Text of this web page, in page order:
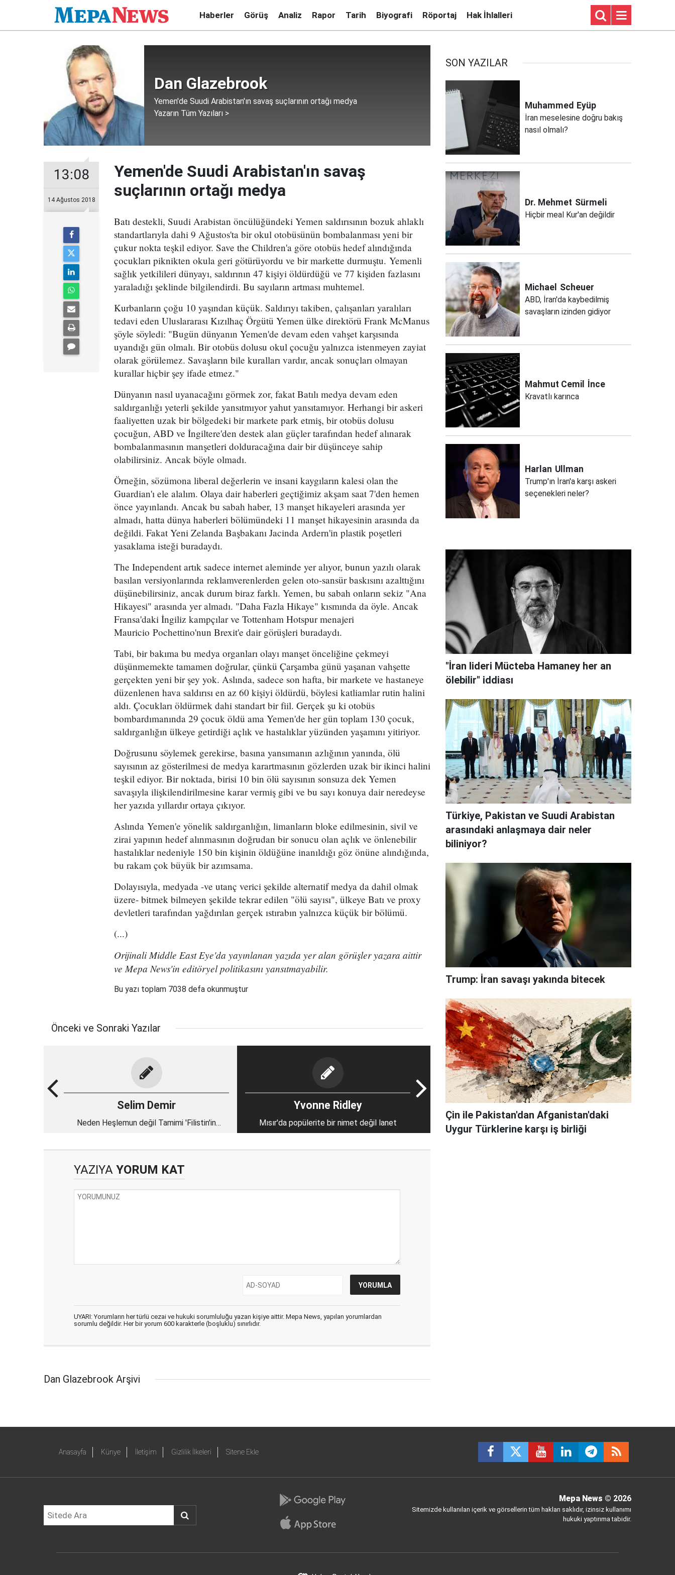
Haberler Görüş Analiz Rapor Tarih Biyografi Röportaj Hak İhlalleri
Dan Glazebrook
Yemen'de Suudi Arabistan'ın savaş suçlarının ortağı medya
Yazarın Tüm Yazıları >
13:08
14 Ağustos 2018
Yemen'de Suudi Arabistan'ın savaş
suçlarının ortağı medya
Batı destekli, Suudi Arabistan öncülüğündeki Yemen saldırısının bozuk ahlaklı
standartlarıyla dahi 9 Ağustos'ta bir okul otobüsünün bombalanması yeni bir
çukur nokta teşkil ediyor. Save the Children'a göre otobüs hedef alındığında
çocukları piknikten okula geri götürüyordu ve bir markette durmuştu. Yemenli
sağlık yetkilileri dünyayı, saldırının 47 kişiyi öldürdüğü ve 77 kişiden fazlasını
yaraladığı şeklinde bilgilendirdi. Bu sayıların artması muhtemel.
Kurbanların çoğu 10 yaşından küçük. Saldırıyı takiben, çalışanları yaralıları
tedavi eden Uluslararası Kızılhaç Örgütü Yemen ülke direktörü Frank McManus
şöyle söyledi: "Bugün dünyanın Yemen'de devam eden vahşet karşısında
uyandığı gün olmalı. Bir otobüs dolusu okul çocuğu yalnızca istenmeyen zayiat
olarak görülemez. Savaşların bile kuralları vardır, ancak sonuçları olmayan
kurallar hiçbir şey ifade etmez."
Dünyanın nasıl uyanacağını görmek zor, fakat Batılı medya devam eden
saldırganlığı yeterli şekilde yansıtmıyor yahut yansıtamıyor. Herhangi bir askeri
faaliyetten uzak bir bölgedeki bir markete park etmiş, bir otobüs dolusu
çocuğun, ABD ve İngiltere'den destek alan güçler tarafından hedef alınarak
bombalanmasının manşetleri dolduracağına dair bir düşünceye sahip
olabilirsiniz. Ancak böyle olmadı.
Örneğin, sözümona liberal değerlerin ve insani kaygıların kalesi olan the
Guardian'ı ele alalım. Olaya dair haberleri geçtiğimiz akşam saat 7'den hemen
önce yayınlandı. Ancak bu sabah haber, 13 manşet hikayeleri arasında yer
almadı, hatta dünya haberleri bölümündeki 11 manşet hikayesinin arasında da
değildi. Fakat Yeni Zelanda Başbakanı Jacinda Ardern'in plastik poşetleri
yasaklama isteği buradaydı.
The Independent artık sadece internet aleminde yer alıyor, bunun yazılı olarak
basılan versiyonlarında reklamverenlerden gelen oto-sansür baskısını azalttığını
düşünebilirsiniz, ancak durum biraz farklı. Yemen, bu sabah onların sekiz "Ana
Hikayesi" arasında yer almadı. "Daha Fazla Hikaye" kısmında da öyle. Ancak
Fransa'daki İngiliz kampçılar ve Tottenham Hotspur menajeri
Mauricio Pochettino'nun Brexit'e dair görüşleri buradaydı.
Tabi, bir bakıma bu medya organları olayı manşet önceliğine çekmeyi
düşünmemekte tamamen doğrular, çünkü Çarşamba günü yaşanan vahşette
gerçekten yeni bir şey yok. Aslında, sadece son hafta, bir markete ve hastaneye
düzenlenen hava saldırısı en az 60 kişiyi öldürdü, böylesi katliamlar rutin halini
aldı. Çocukları öldürmek dahi standart bir fiil. Gerçek şu ki otobüs
bombardımanında 29 çocuk öldü ama Yemen'de her gün toplam 130 çocuk,
saldırganlığın ülkeye getirdiği açlık ve hastalıklar yüzünden yaşamını yitiriyor.
Doğrusunu söylemek gerekirse, basına yansımanın azlığının yanında, ölü
sayısının az gösterilmesi de medya karartmasının gözlerden uzak bir ikinci halini
teşkil ediyor. Bir noktada, birisi 10 bin ölü sayısının sonsuza dek Yemen
savaşıyla ilişkilendirilmesine karar vermiş gibi ve bu sayı konuya dair neredeyse
her yazıda yıllardır ortaya çıkıyor.
Aslında Yemen'e yönelik saldırganlığın, limanların bloke edilmesinin, sivil ve
zirai yapının hedef alınmasının doğrudan bir sonucu olan açlık ve önlenebilir
hastalıklar nedeniyle 150 bin kişinin öldüğüne inanıldığı göz önüne alındığında,
bu rakam çok büyük bir azımsama.
Dolayısıyla, medyada -ve utanç verici şekilde alternatif medya da dahil olmak
üzere- bitmek bilmeyen şekilde tekrar edilen "ölü sayısı", ülkeye Batı ve proxy
devletleri tarafından yağdırılan gerçek ıstırabın yalnızca küçük bir bölümü.
(...)
Orijinali Middle East Eye'da yayınlanan yazıda yer alan görüşler yazara aittir
ve Mepa News'in editöryel politikasını yansıtmayabilir.
Bu yazı toplam 7038 defa okunmuştur
Önceki ve Sonraki Yazılar
Selim Demir
Neden Heşlemun değil Tamimi 'Filistin'in
Yvonne Ridley
Mısır'da popülerite bir nimet değil lanet
YAZIYA YORUM KAT
UYARI: Yorumların her türlü cezai ve hukuki sorumluluğu yazan kişiye aittir. Mepa News, yapılan yorumlardan
sorumlu değildir. Her bir yorum 600 karakterle (boşluklu) sınırlıdır.
Dan Glazebrook Arşivi
SON YAZILAR
Muhammed Eyüp
İran meselesine doğru bakış
nasıl olmalı?
Dr. Mehmet Sürmeli
Hiçbir meal Kur'an değildir
Michael Scheuer
ABD, İran'da kaybedilmiş
savaşların izinden gidiyor
Mahmut Cemil İnce
Kravatlı karınca
Harlan Ullman
Trump'ın İran'a karşı askeri
seçenekleri neler?
"İran lideri Mücteba Hamaney her an
ölebilir" iddiası
Türkiye, Pakistan ve Suudi Arabistan
arasındaki anlaşmaya dair neler
biliniyor?
Trump: İran savaşı yakında bitecek
Çin ile Pakistan'dan Afganistan'daki
Uygur Türklerine karşı iş birliği
Anasayfa Künye İletişim Gizlilik İlkeleri Sitene Ekle
Mepa News © 2026
Sitemizde kullanılan içerik ve görsellerin tüm hakları saklıdır, izinsiz kullanımı
hukuki yaptırıma tabidir.